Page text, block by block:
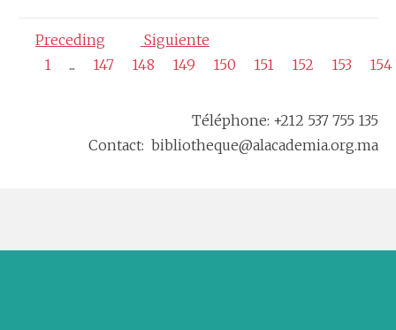
Preceding
Siguiente
1
... 147 148 149 150 151 152 153 154
Téléphone: +212 537 755 135
Contact: bibliotheque@alacademia.org.ma